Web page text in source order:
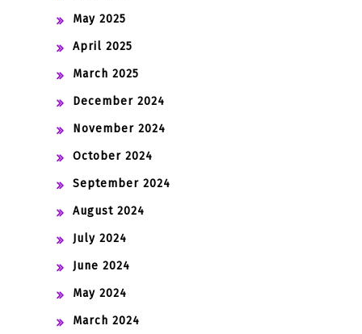
May 2025
April 2025
March 2025
December 2024
November 2024
October 2024
September 2024
August 2024
July 2024
June 2024
May 2024
March 2024